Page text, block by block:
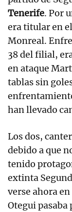
Tenerife. Por
era titular en
Monreal.
38 del filial,
en ataque
tablas sin
han llevado
Los dos,
debido a que
tenido
extinta
verse ahora
Otegui